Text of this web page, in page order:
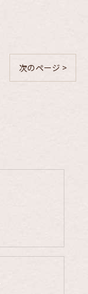
次のページ >